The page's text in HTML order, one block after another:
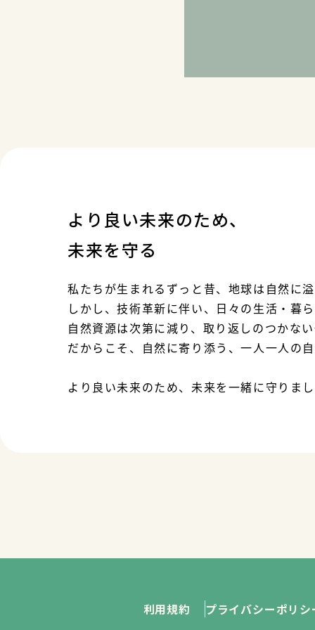
より良い未来のため、
未来を守る
私たちが生まれるずっと昔、地球は自然に
しかし、技術革新に伴い、日々の生活・暮
自然資源は次第に減り、取り返しのつかな
だからこそ、自然に寄り添う、一人一人の
より良い未来のため、未来を一緒に守りまし
利用規約 プライバシーポリシ